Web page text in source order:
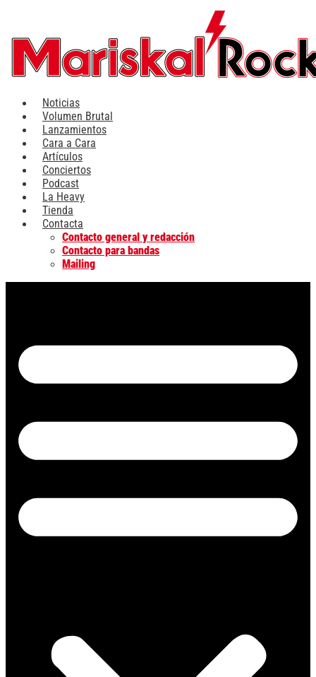
contenido
Noticias
Volumen Brutal
Lanzamientos
Cara a Cara
Artículos
Conciertos
Podcast
La Heavy
Tienda
Contacta
Contacto general y redacción
Contacto para bandas
Mailing